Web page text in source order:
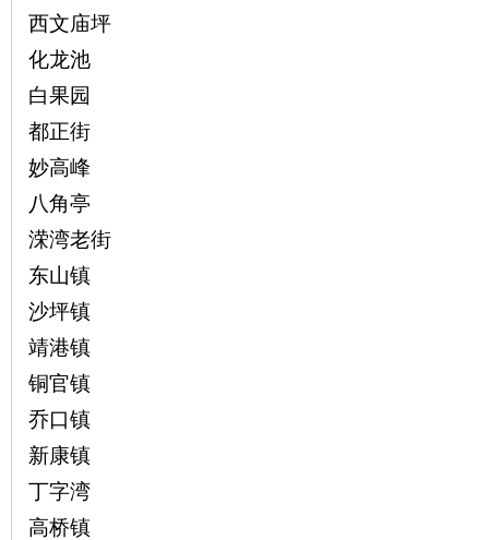
西文庙坪
化龙池
白果园
都正街
妙高峰
八角亭
溁湾老街
东山镇
沙坪镇
靖港镇
铜官镇
乔口镇
新康镇
丁字湾
高桥镇